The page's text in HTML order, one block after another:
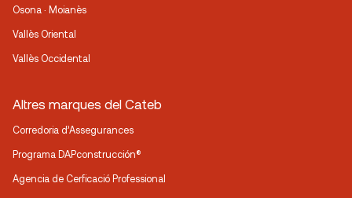
Osona · Moianès
Vallès Oriental
Vallès Occidental
Altres marques del Cateb
Corredoria d’Assegurances
Programa DAPconstrucción®
Agencia de Cerficació Professional